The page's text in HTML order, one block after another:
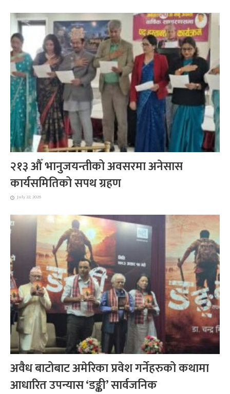
२१३ औँ भानुजयन्तीको अवसरमा अनेसास
कार्यसमितिको सपथ ग्रहण
July 22, 2026
अवैध बाटोबाट अमेरिका प्रवेश गर्नेहरुको कथामा
आधारित उपन्यास ‘डङ्की’ सार्वजनिक